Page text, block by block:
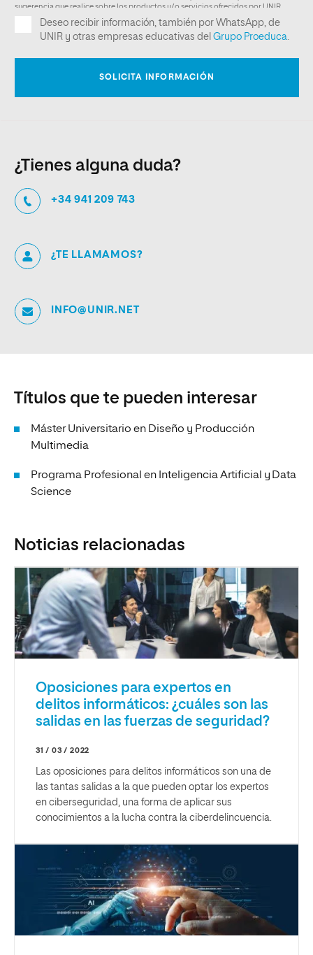
¿Tienes alguna duda?
+34 941 209 743
¿TE LLAMAMOS?
INFO@UNIR.NET
Títulos que te pueden interesar
Máster Universitario en Diseño y Producción
Multimedia
Programa Profesional en Inteligencia Artificial y Data
Science
Noticias relacionadas
Oposiciones para expertos en
delitos informáticos: ¿cuáles son las
salidas en las fuerzas de seguridad?
31 / 03 / 2022
Las oposiciones para delitos informáticos son una de
las tantas salidas a la que pueden optar los expertos
en ciberseguridad, una forma de aplicar sus
conocimientos a la lucha contra la ciberdelincuencia.